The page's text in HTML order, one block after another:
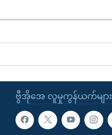
ဗွီအိုအေ လူမှုကွန်ယက်များ